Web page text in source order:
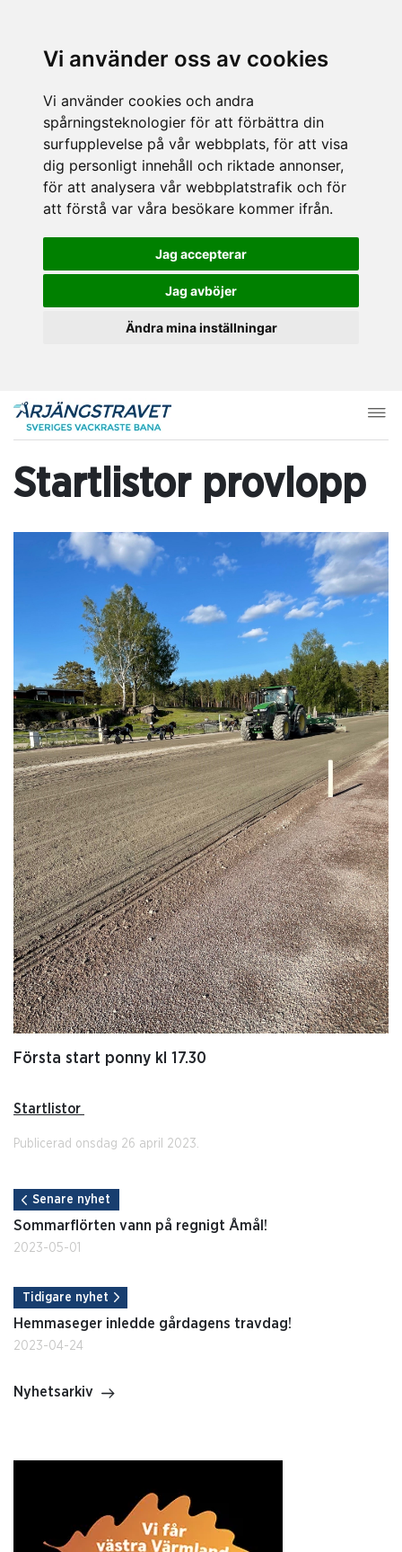
Vi använder oss av cookies
Vi använder cookies och andra
spårningsteknologier för att förbättra din
surfupplevelse på vår webbplats, för att visa
dig personligt innehåll och riktade annonser,
för att analysera vår webbplatstrafik och för
att förstå var våra besökare kommer ifrån.
Jag accepterar
Jag avböjer
Ändra mina inställningar
Startlistor provlopp
Första start ponny kl 17.30
Startlistor
Publicerad onsdag 26 april 2023.
Senare nyhet
Sommarflörten vann på regnigt Åmål!
2023-05-01
Tidigare nyhet
Hemmaseger inledde gårdagens travdag!
2023-04-24
Nyhetsarkiv